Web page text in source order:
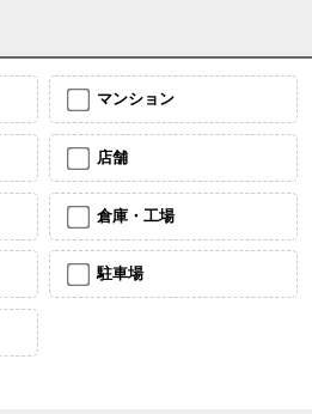
マンション
店舗
倉庫・工場
駐車場